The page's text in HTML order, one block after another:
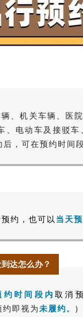
、机关车辆、医
、电动车及接驳
，可在预约时间
约，也可以 当天
达怎么办？
约时间段内取消
即视为未履约。